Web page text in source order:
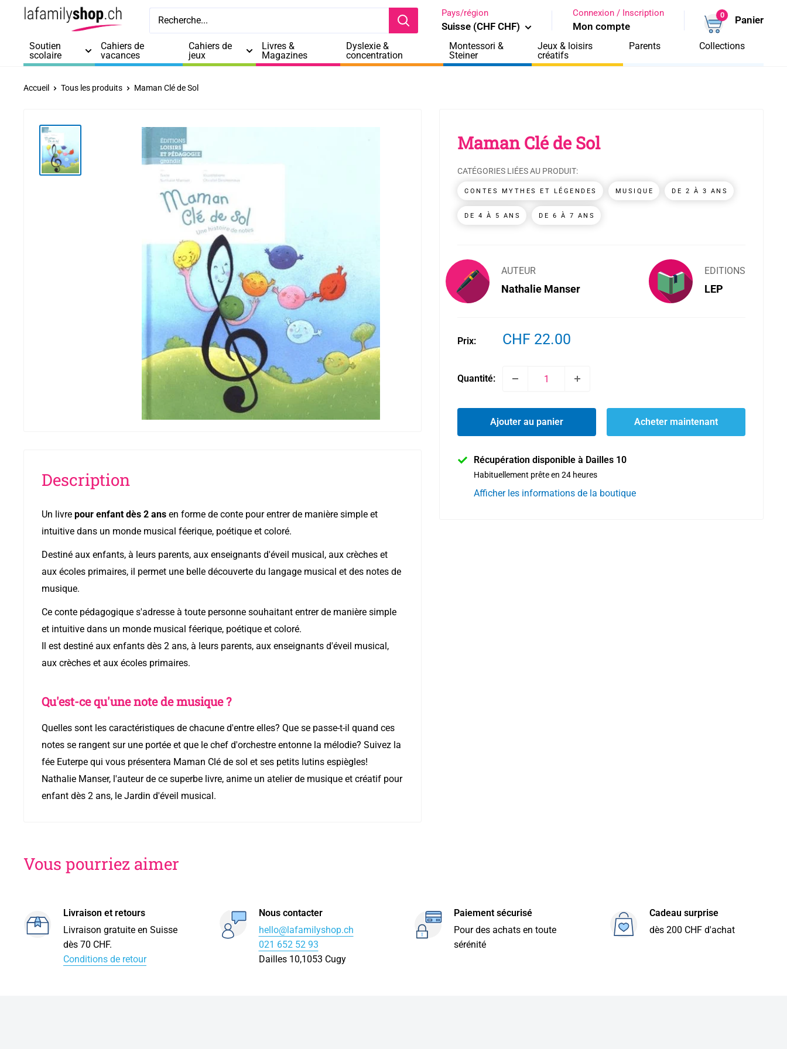
Passer
contenu
La
Shop
Pays/région
Suisse (CHF CHF)
Connexion / Inscription
Mon compte
0 Panier
Soutien
scolaire
Cahiers de
vacances
Cahiers de
jeux
Livres &
Magazines
Dyslexie &
concentration
Montessori &
Steiner
Jeux & loisirs
créatifs
Parents Collections
Accueil Tous les produits Maman Clé de Sol
Maman Clé de Sol
CATÉGORIES LIÉES AU PRODUIT:
CONTES MYTHES ET LÉGENDES MUSIQUE DE 2 À 3 ANS
DE 4 À 5 ANS DE 6 À 7 ANS
AUTEUR
Nathalie Manser
EDITIONS
LEP
Prix:
Prix
CHF 22.00
Quantité:
Ajouter au panier Acheter maintenant
Récupération disponible à Dailles 10
Habituellement prête en 24 heures
Afficher les informations de la boutique
Description
Un livre pour enfant dès 2 ans en forme de conte pour entrer de manière simple et
intuitive dans un monde musical féerique, poétique et coloré.
Destiné aux enfants, à leurs parents, aux enseignants d'éveil musical, aux crèches et
aux écoles primaires, il permet une belle découverte du langage musical et des notes de
musique.
Ce conte pédagogique s'adresse à toute personne souhaitant entrer de manière simple
et intuitive dans un monde musical féerique, poétique et coloré.
Il est destiné aux enfants dès 2 ans, à leurs parents, aux enseignants d'éveil musical,
aux crèches et aux écoles primaires.
Qu'est-ce qu'une note de musique ?
Quelles sont les caractéristiques de chacune d'entre elles? Que se passe-t-il quand ces
notes se rangent sur une portée et que le chef d'orchestre entonne la mélodie? Suivez la
fée Euterpe qui vous présentera Maman Clé de sol et ses petits lutins espiègles!
Nathalie Manser, l'auteur de ce superbe livre, anime un atelier de musique et créatif pour
enfant dès 2 ans, le Jardin d'éveil musical.
Vous pourriez aimer
Livraison et retours
Livraison gratuite en Suisse
dès 70 CHF.
Conditions de retour
Nous contacter
hello@lafamilyshop.ch
021 652 52 93
Dailles 10,1053 Cugy
Paiement sécurisé
Pour des achats en toute
sérénité
Cadeau surprise
dès 200 CHF d'achat